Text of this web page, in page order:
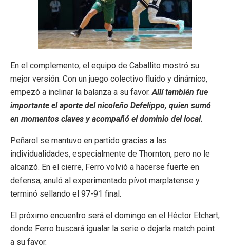
En el complemento, el equipo de Caballito mostró su
mejor versión. Con un juego colectivo fluido y dinámico,
empezó a inclinar la balanza a su favor. Allí también fue
importante el aporte del nicoleño Defelippo, quien sumó
en momentos claves y acompañó el dominio del local.
Peñarol se mantuvo en partido gracias a las
individualidades, especialmente de Thornton, pero no le
alcanzó. En el cierre, Ferro volvió a hacerse fuerte en
defensa, anuló al experimentado pívot marplatense y
terminó sellando el 97-91 final.
El próximo encuentro será el domingo en el Héctor Etchart,
donde Ferro buscará igualar la serie o dejarla match point
a su favor.